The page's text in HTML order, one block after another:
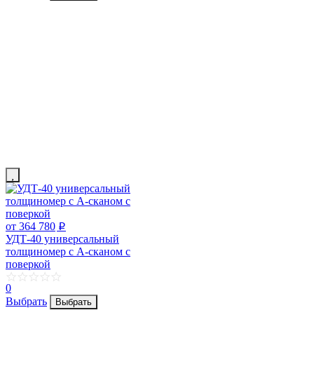
от 364 780 p
УДТ-40 универсальный
толщиномер с А-сканом с
поверкой
0
Выбрать
Выбрать